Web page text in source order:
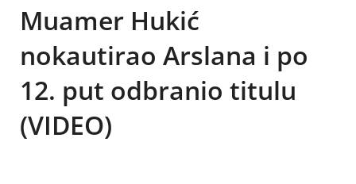
Muamer Hukić
nokautirao Arslana i po
12. put odbranio titulu
(VIDEO)